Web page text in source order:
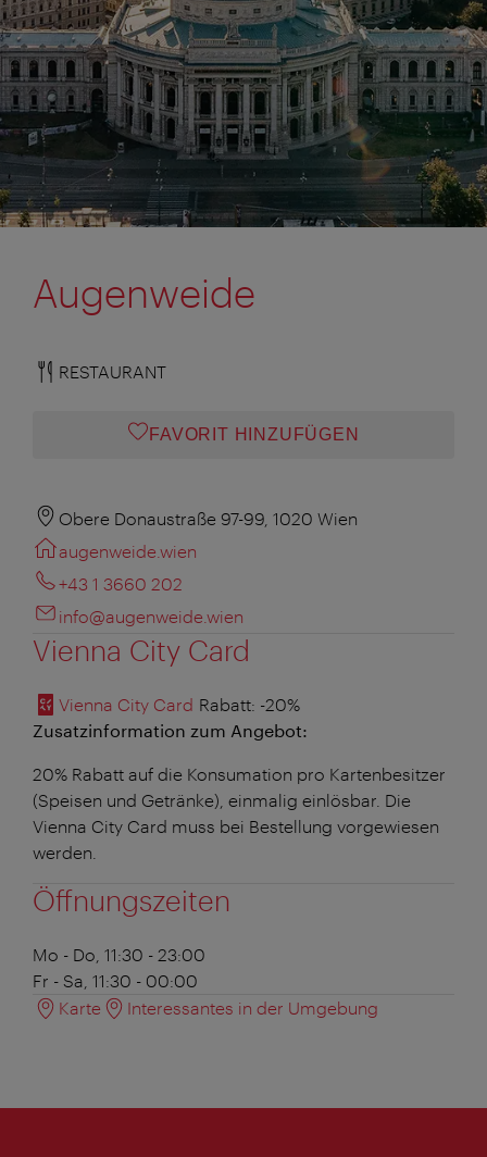
Augenweide
RESTAURANT
FAVORIT HINZUFÜGEN
Obere Donaustraße 97-99, 1020 Wien
augenweide.wien
+43 1 3660 202
info@augenweide.wien
Vienna City Card
Vienna City Card Rabatt: -20%
Zusatzinformation zum Angebot:
20% Rabatt auf die Konsumation pro Kartenbesitzer
(Speisen und Getränke), einmalig einlösbar. Die
Vienna City Card muss bei Bestellung vorgewiesen
werden.
Öffnungszeiten
Mo - Do, 11:30 - 23:00
Fr - Sa, 11:30 - 00:00
Karte
Interessantes in der Umgebung